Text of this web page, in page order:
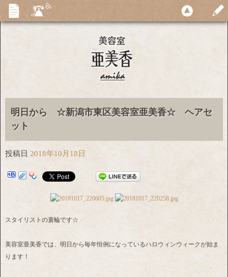
明日から ☆新潟市東区美容室亜美香☆ ヘアセ
ット
投稿日 2018年10月18日
スタイリストの蓑輪です☆
美容室亜美香では、明日から毎年恒例になっているハロウィンウィークが始ま
ります！